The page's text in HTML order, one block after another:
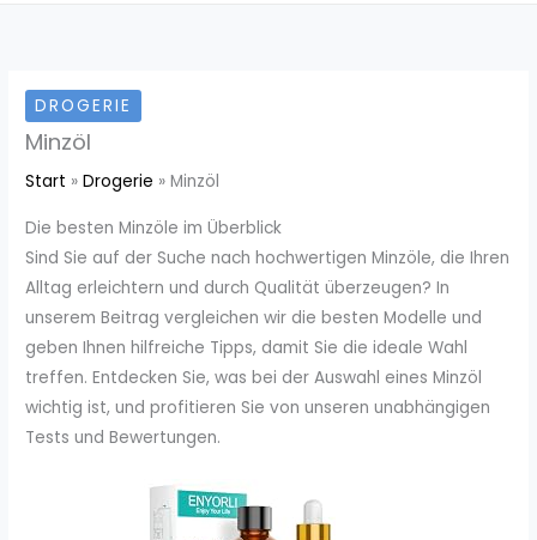
DROGERIE
Minzöl
Start Drogerie Minzöl
Die besten Minzöle im Überblick
Sind Sie auf der Suche nach hochwertigen Minzöle, die Ihren
Alltag erleichtern und durch Qualität überzeugen? In
unserem Beitrag vergleichen wir die besten Modelle und
geben Ihnen hilfreiche Tipps, damit Sie die ideale Wahl
treffen. Entdecken Sie, was bei der Auswahl eines Minzöl
wichtig ist, und profitieren Sie von unseren unabhängigen
Tests und Bewertungen.